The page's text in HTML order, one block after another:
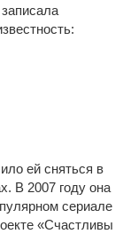
ей сняться в
В 2007 году она
сериале
«Счастливы